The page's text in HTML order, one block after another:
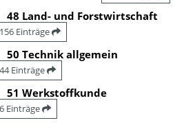
48 Land- und Forstwirtschaft
156 Einträge
50 Technik allgemein
44 Einträge
51 Werkstoffkunde
6 Einträge